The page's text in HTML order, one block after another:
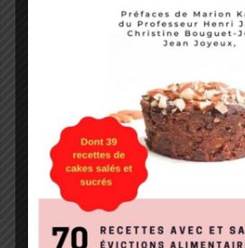
Notify me of followup
subscribewithout